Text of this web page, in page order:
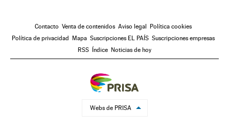
Contacto Venta de contenidos Aviso legal Política cookies
Política de privacidad Mapa Suscripciones EL PAÍS Suscripciones empresas
RSS Índice Noticias de hoy
Webs de PRISA